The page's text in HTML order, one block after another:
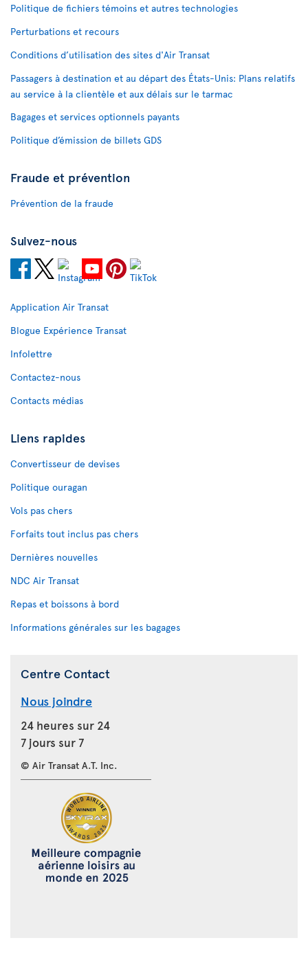
Politique de fichiers témoins et autres technologies
Perturbations et recours
Conditions d’utilisation des sites d'Air Transat
Passagers à destination et au départ des États-Unis: Plans relatifs
au service à la clientèle et aux délais sur le tarmac
Bagages et services optionnels payants
Politique d’émission de billets GDS
Fraude et prévention
Prévention de la fraude
Suivez-nous
Application Air Transat
Blogue Expérience Transat
Infolettre
Contactez-nous
Contacts médias
Liens rapides
Convertisseur de devises
Politique ouragan
Vols pas chers
Forfaits tout inclus pas chers
Dernières nouvelles
NDC Air Transat
Repas et boissons à bord
Informations générales sur les bagages
Centre Contact
Nous joindre
24 heures sur 24
7 jours sur 7
© Air Transat A.T. Inc.